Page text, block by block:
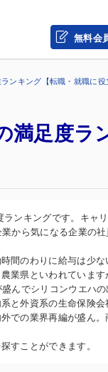
無料会
ンキング【転職・就職に役
足度ラ
ンキングです。キャ
から気になる企業の
間のわりに給与は少な
業県といわれていま
んでシリコンウエハ
と外資系の生命保険
での業界再編が盛ん
すことができます。